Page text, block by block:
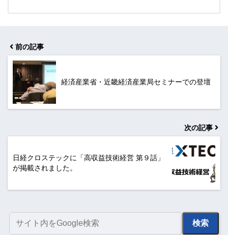
前の記事
経済産業省・近畿経済産業局セミナーでの登壇
次の記事
日経クロステックに「高収益技術経営 第９話」
が掲載されました。
検索